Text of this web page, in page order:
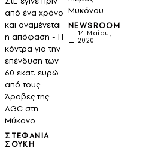
από ένα χρόνο
και αναμένεται
η απόφαση - Η
κόντρα για την
επένδυση των
60 εκατ. ευρώ
από τους
Άραβες της
AGC στη
Μύκονο
ΣΤΕΦΑΝΊΑ
ΣΟΎΚΗ
Μυκόνου
NEWSROOM
14 Μαΐου,
2020